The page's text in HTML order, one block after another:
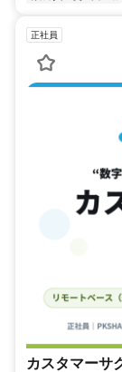
正社員
カスタマーサ